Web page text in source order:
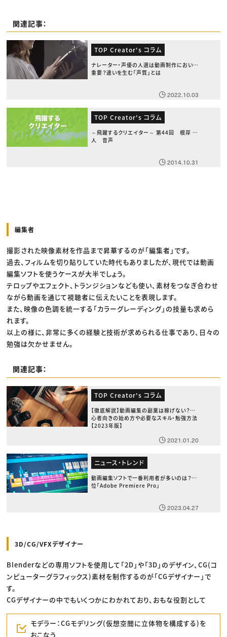
関連記事：
TOP Creator's コラム
ナレーター・声優の人選は動画制作において
重要？違いを生む「声質」とは
2022.10.03
TOP Creator's コラム
～飛躍するクリエイター～ 第44回 根岸 史
人 音声
2014.10.31
編集者
撮影された映像素材を作品まで昇華するのが「編集者」です。
過去、フィルムを切り貼りしていた時代もありましたが、現代では動画
編集ソフトを使うケースが大半でしょう。
テロップやエフェクト、トランジションなども使い、素材をつなぎ合わせ
ながら動画を通じて視聴者に伝えたいことを表現します。
また、映像の色調を統一する「カラーグレーディング」の技量も求めら
れます。
以上の様に、非常に多くの経験と技術が求められる仕事であり、日々の
勉強は欠かせません。
関連記事：
TOP Creator's コラム
【徹底解説】動画編集の副業は稼げない？初
心者向きの始め方や必要なスキル・勉強方法
【2023年版】
2021.01.20
ニュース・トレンド
動画編集ソフトで一番利用者が多いのは？1
位「Adobe Premiere Pro」
2023.04.27
3D/CG/VFXデザイナー
Blenderなどの専用ソフトを使用して「2D」や「3D」のデザイン、CG(コ
ンピューターグラフィックス)素材を制作するのが「CGデザイナー」で
す。
CGデザイナーの中でもいくつかにわかれており、おもな役割として
モデラー：CGモデリング(仮想空間に立体物を構成する)を
おこなう